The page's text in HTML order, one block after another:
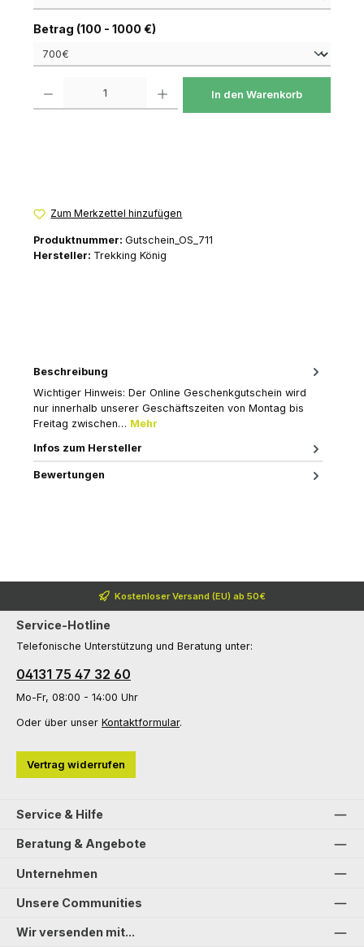
Betrag (100 - 1000 €)auswählen
In den Warenkorb
Zum Merkzettel hinzufügen
Produktnummer: Gutschein_OS_711
Hersteller: Trekking König
Beschreibung
Wichtiger Hinweis: Der Online Geschenkgutschein wird
nur innerhalb unserer Geschäftszeiten von Montag bis
Freitag zwischen… Mehr
Infos zum Hersteller
Bewertungen
Kostenloser Versand (EU) ab 50€
Service-Hotline
Telefonische Unterstützung und Beratung unter:
04131 75 47 32 60
Mo-Fr, 08:00 - 14:00 Uhr
Oder über unser Kontaktformular.
Vertrag widerrufen
Service & Hilfe
Beratung & Angebote
Unternehmen
Unsere Communities
Wir versenden mit...